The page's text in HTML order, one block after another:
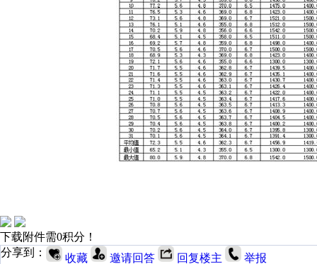
下载附件需0积分！
分享到：
收藏 邀请回答 回复楼主 举报